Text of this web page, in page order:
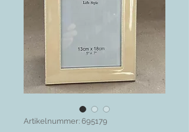
Artikelnummer: 695179